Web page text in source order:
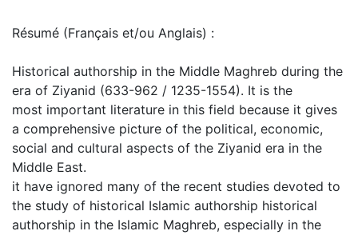
Résumé (Français et/ou Anglais) :
Historical authorship in the Middle Maghreb during the
era of Ziyanid (633-962 / 1235-1554). It is the
most important literature in this field because it gives
a comprehensive picture of the political, economic,
social and cultural aspects of the Ziyanid era in the
Middle East.
it have ignored many of the recent studies devoted to
the study of historical Islamic authorship historical
authorship in the Islamic Maghreb, especially in the